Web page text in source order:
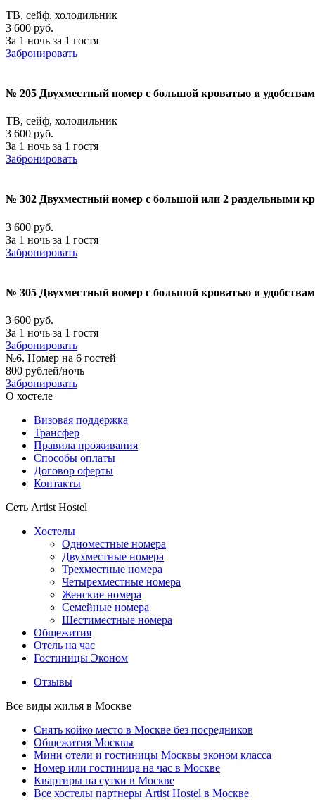
ТВ, сейф, холодильник
3 600 руб.
За 1 ночь за 1 гостя
Забронировать
№ 205 Двухместный номер с большой кроватью и
ТВ, сейф, холодильник
3 600 руб.
За 1 ночь за 1 гостя
Забронировать
№ 302 Двухместный номер с большой или 2 раздельными
3 600 руб.
За 1 ночь за 1 гостя
Забронировать
№ 305 Двухместный номер с большой кроватью и
3 600 руб.
За 1 ночь за 1 гостя
Забронировать
№6. Номер на 6 гостей
800 рублей/ночь
Забронировать
О хостеле
Визовая поддержка
Трансфер
Правила проживания
Способы оплаты
Договор оферты
Контакты
Сеть Artist Hostel
Хостелы
Одноместные номера
Двухместные номера
Трехместные номера
Четырехместные номера
Женские номера
Семейные номера
Шестиместные номера
Общежития
Отель на час
Гостиницы Эконом
Отзывы
Все виды жилья в Москве
Снять койко место в Москве без посредников
Общежития Москвы
Мини отели и гостиницы Москвы эконом класса
Номер или гостиница на час в Москве
Квартиры на сутки в Москве
Все хостелы партнеры Artist Hostel в Москве